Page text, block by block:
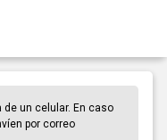
un celular. En caso
por correo